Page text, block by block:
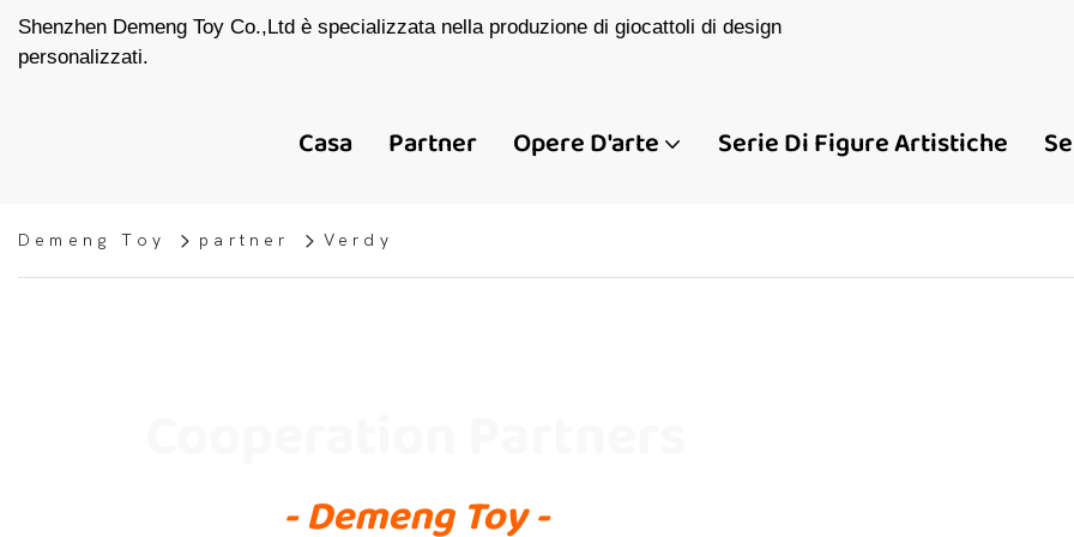
Shenzhen Demeng Toy Co.,Ltd è specializzata nella produzione di giocattoli di design
personalizzati.
Casa Partner Opere D'arte Serie Di Figure Artistiche
Demeng Toy partner Verdy
- Demeng Toy -